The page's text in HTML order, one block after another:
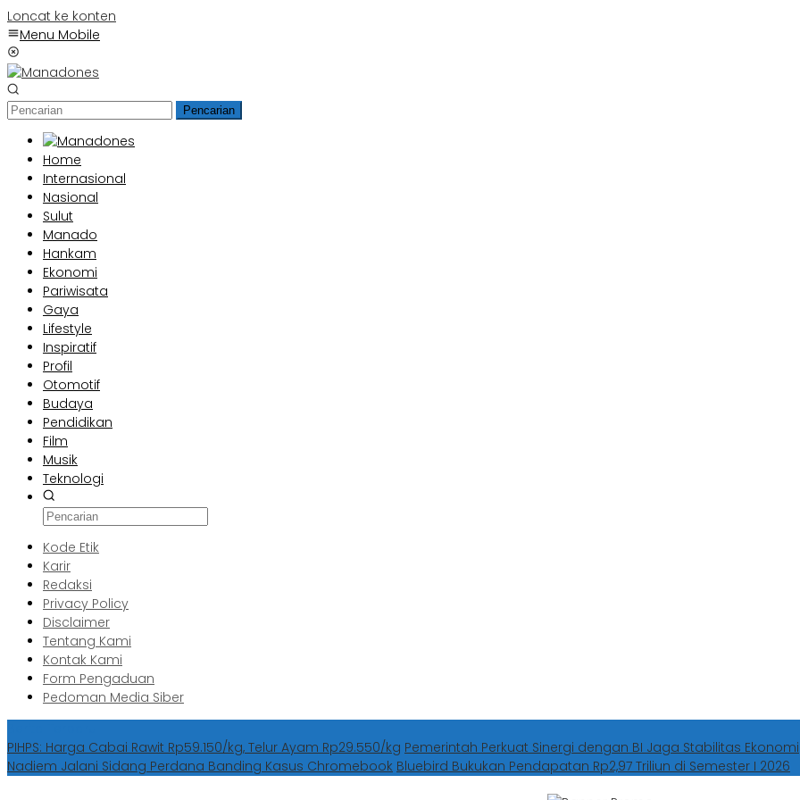
Loncat ke konten
Menu Mobile
Pencarian
Home
Internasional
Nasional
Sulut
Manado
Hankam
Ekonomi
Pariwisata
Gaya
Lifestyle
Inspiratif
Profil
Otomotif
Budaya
Pendidikan
Film
Musik
Teknologi
Kode Etik
Karir
Redaksi
Privacy Policy
Disclaimer
Tentang Kami
Kontak Kami
Form Pengaduan
Pedoman Media Siber
PIHPS: Harga Cabai Rawit Rp59.150/kg, Telur Ayam Rp29.550/kg Pemerintah Perkuat Sinergi dengan BI Jaga Stabilitas Ekonomi
Nadiem Jalani Sidang Perdana Banding Kasus Chromebook Bluebird Bukukan Pendapatan Rp2,97 Triliun di Semester I 2026